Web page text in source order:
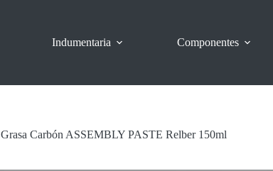
Indumentaria Componentes
Grasa Carbón ASSEMBLY PASTE Relber 150ml